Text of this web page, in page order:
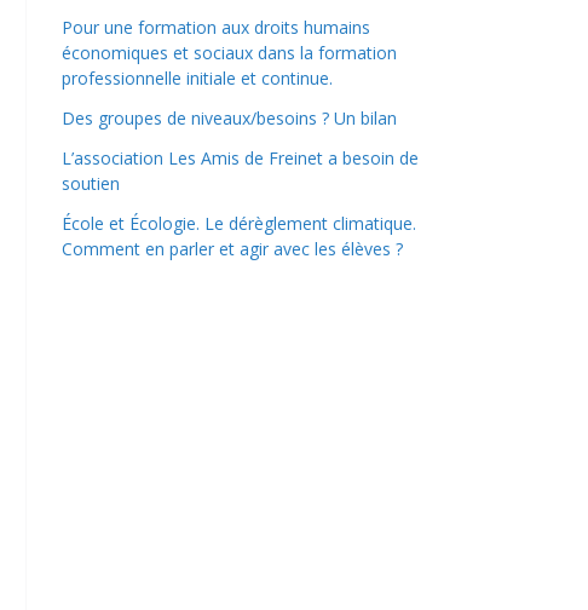
Pour une formation aux droits humains
économiques et sociaux dans la formation
professionnelle initiale et continue.
Des groupes de niveaux/besoins ? Un bilan
L’association Les Amis de Freinet a besoin de
soutien
École et Écologie. Le dérèglement climatique.
Comment en parler et agir avec les élèves ?